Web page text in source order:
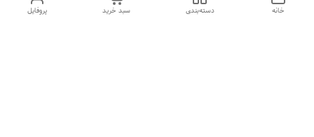
پروفایل سبد خرید دسته‌بندی خانه